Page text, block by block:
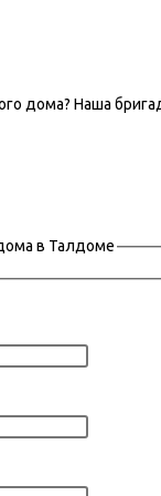
дома? Наша
в Талдоме